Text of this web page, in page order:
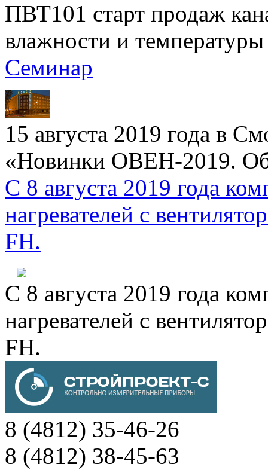
ПВТ101 старт продаж
влажности и температуры
Семинар
15 августа 2019 года в
«Новинки ОВЕН-2019.
С 8 августа 2019 года
нагревателей с
FH.
С 8 августа 2019 года
нагревателей с
FH.
8 (4812) 35-46-26
8 (4812) 38-45-63